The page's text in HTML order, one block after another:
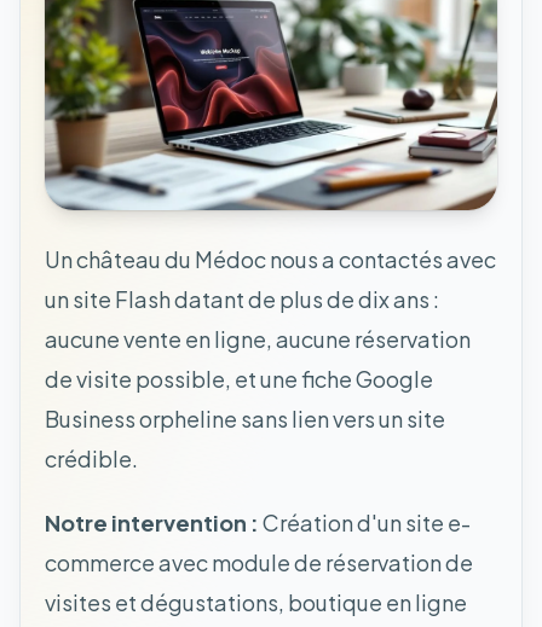
Un château du Médoc nous a contactés avec
un site Flash datant de plus de dix ans :
aucune vente en ligne, aucune réservation
de visite possible, et une fiche Google
Business orpheline sans lien vers un site
crédible.
Notre intervention : Création d'un site e-
commerce avec module de réservation de
visites et dégustations, boutique en ligne